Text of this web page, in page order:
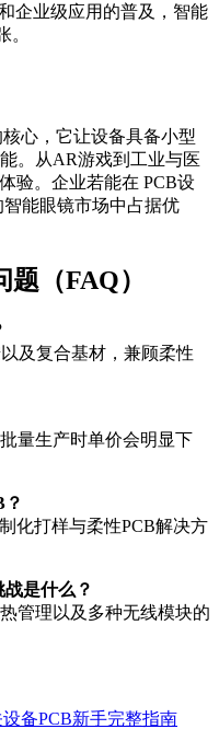
业级应用的普及，智能
。
心，它让设备具备小型
。从AR游戏到工业与医
验。企业若能在 PCB设
能眼镜市场中占据优
（FAQ）
及复合基材，兼顾柔性
量生产时单价会明显下
化打样与柔性PCB解决方
是什么？
管理以及多种无线模块的
备PCB新手完整指南